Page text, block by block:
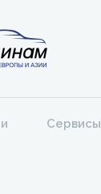
Сервисы